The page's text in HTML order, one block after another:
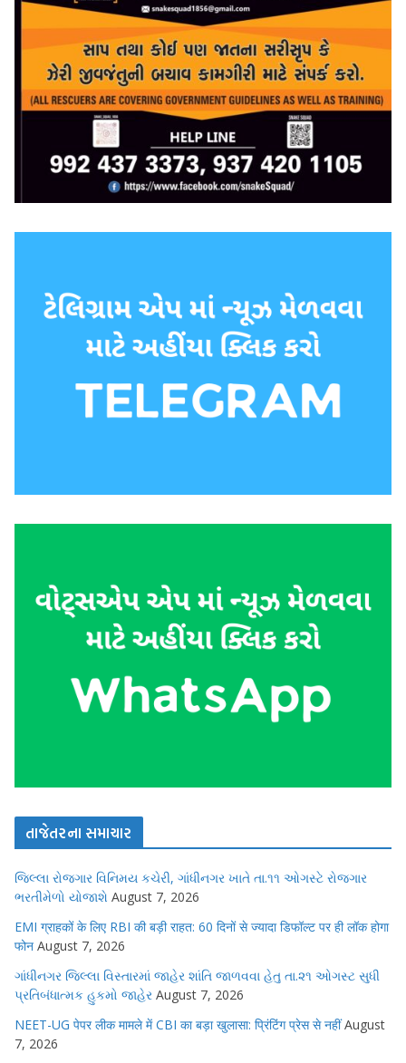
તાજેતરના સમાચાર
જિલ્લા રોજગાર વિનિમય કચેરી, ગાંધીનગર ખાતે તા.૧૧ ઓગસ્ટે રોજગાર
ભરતીમેળો યોજાશે August 7, 2026
EMI ग्राहकों के लिए RBI की बड़ी राहत: 60 दिनों से ज्यादा डिफॉल्ट पर ही लॉक होगा
फोन August 7, 2026
ગાંધીનગર જિલ્લા વિસ્તારમાં જાહેર શાંતિ જાળવવા હેતુ તા.૨૧ ઓગસ્ટ સુધી
પ્રતિબંધાત્મક હુકમો જાહેર August 7, 2026
NEET-UG पेपर लीक मामले में CBI का बड़ा खुलासा: प्रिंटिंग प्रेस से नहीं August
7, 2026